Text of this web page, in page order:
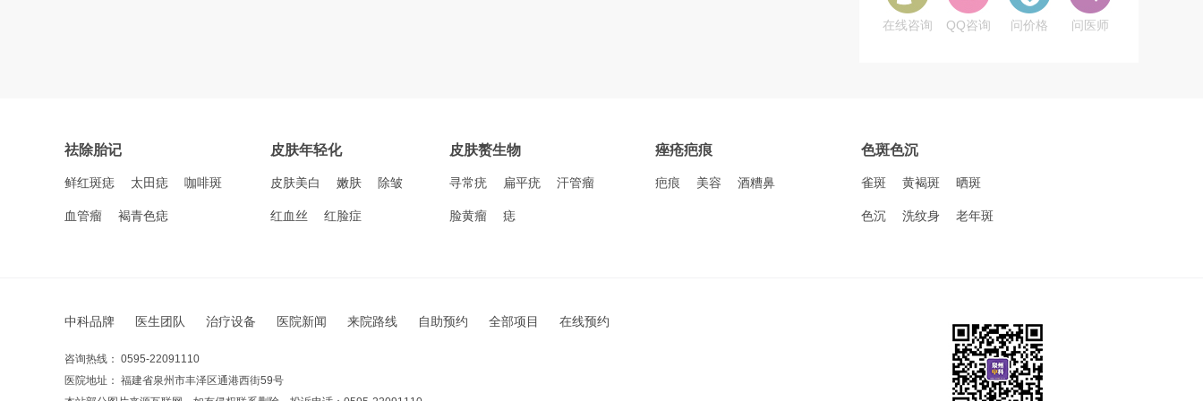
在线咨询 QQ咨询 问价格 问医师
祛除胎记
鲜红斑痣 太田痣 咖啡斑
血管瘤 褐青色痣
皮肤年轻化
皮肤美白 嫩肤 除皱
红血丝 红脸症
皮肤赘生物
寻常疣 扁平疣 汗管瘤
脸黄瘤 痣
痤疮疤痕
疤痕 美容 酒糟鼻
色斑色沉
雀斑 黄褐斑 晒斑
色沉 洗纹身 老年斑
中科品牌 医生团队 治疗设备 医院新闻 来院路线 自助预约 全部项目 在线预约
咨询热线： 0595-22091110
医院地址： 福建省泉州市丰泽区通港西街59号